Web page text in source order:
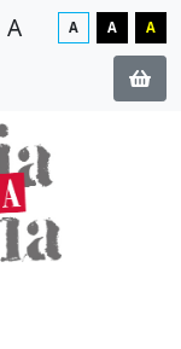
A A A A